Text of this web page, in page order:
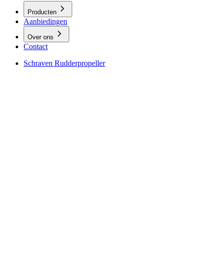
Producten
Aanbiedingen
Over ons
Contact
Schraven Rudderpropeller